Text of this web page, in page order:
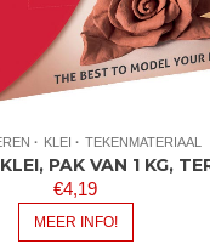
KLEI TEKENMATERIAAL
PAK VAN 1 KG,
€4,19
MEER INFO!